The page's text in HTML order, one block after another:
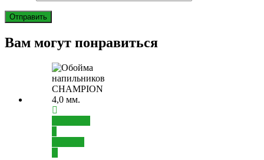
Вам могут понравиться